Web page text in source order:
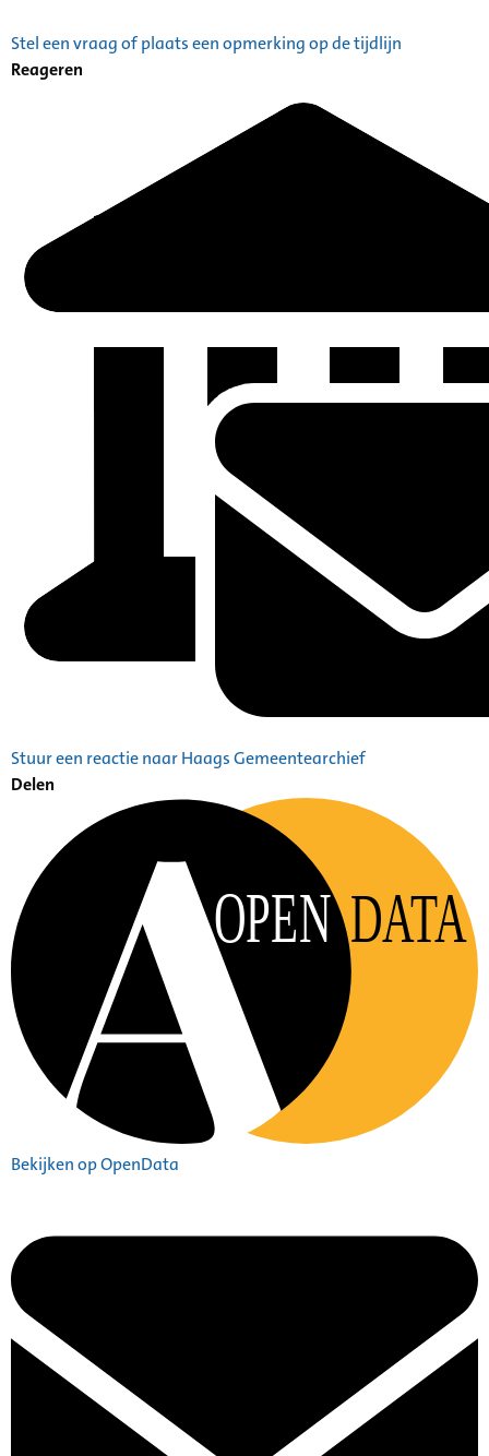
Stel een vraag of plaats een opmerking op de tijdlijn
Reageren
Stuur een reactie naar Haags Gemeentearchief
Delen
OPEN DATA
Bekijken op OpenData